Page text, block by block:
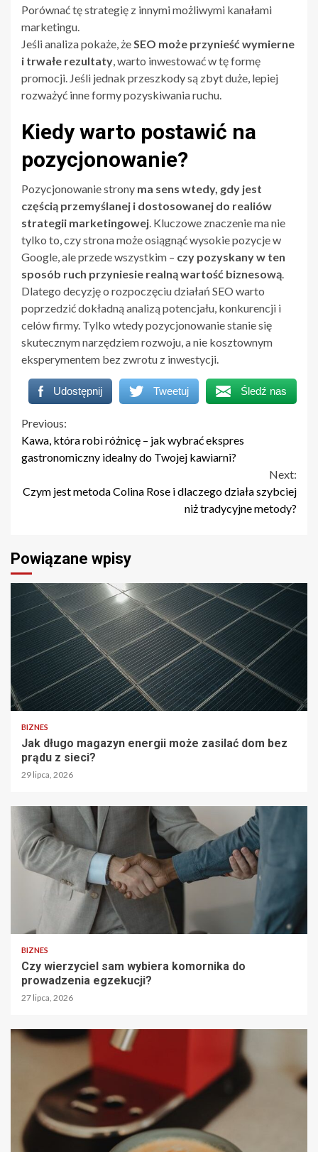
Porównać tę strategię z innymi możliwymi kanałami
marketingu.
Jeśli analiza pokaże, że SEO może przynieść wymierne
i trwałe rezultaty , warto inwestować w tę formę
promocji. Jeśli jednak przeszkody są zbyt duże, lepiej
rozważyć inne formy pozyskiwania ruchu.
Kiedy warto postawić na
pozycjonowanie?
Pozycjonowanie strony ma sens wtedy, gdy jest
częścią przemyślanej i dostosowanej do realiów
strategii marketingowej . Kluczowe znaczenie ma nie
tylko to, czy strona może osiągnąć wysokie pozycje w
Google, ale przede wszystkim – czy pozyskany w ten
sposób ruch przyniesie realną wartość biznesową
Dlatego decyzję o rozpoczęciu działań SEO warto
poprzedzić dokładną analizą potencjału, konkurencji i
celów firmy. Tylko wtedy pozycjonowanie stanie się
skutecznym narzędziem rozwoju, a nie kosztownym
eksperymentem bez zwrotu z inwestycji.
Udostępnij Tweetuj Śledź nas
Continue
Reading
Previous:
Kawa, która robi różnicę – jak wybrać ekspres
gastronomiczny idealny do Twojej kawiarni?
Next:
Czym jest metoda Colina Rose i dlaczego działa szybciej
niż tradycyjne metody?
Powiązane wpisy
BIZNES
Jak długo magazyn energii może zasilać dom bez
prądu z sieci?
29 lipca, 2026
BIZNES
Czy wierzyciel sam wybiera komornika do
prowadzenia egzekucji?
27 lipca, 2026